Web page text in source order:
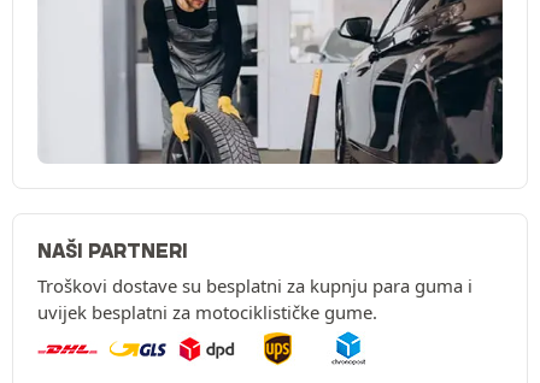
NAŠI PARTNERI
Troškovi dostave su besplatni za kupnju para guma i
uvijek besplatni za motociklističke gume.